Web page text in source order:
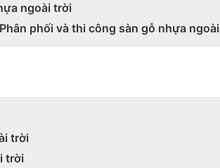
ngoài trời
phối và thi công sàn gỗ nhựa
trời
trời